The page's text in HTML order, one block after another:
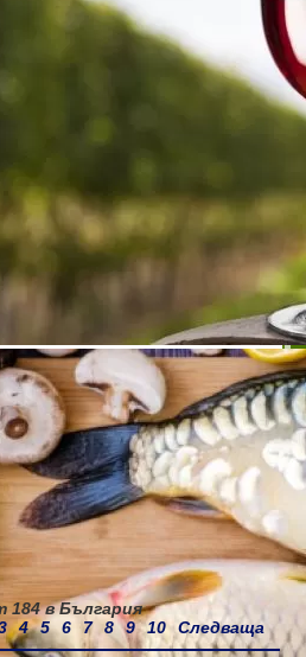
дамска мода, булчински рокли,
избрано за Вас - Маркови
употреба
кожа
и търговия с кожени
184в България
4 5 6 7 8 9 10 Следваща